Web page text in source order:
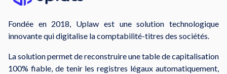
Fondée en 2018, Uplaw est une solution technologique
innovante qui digitalise la comptabilité-titres des sociétés.
La solution permet de reconstruire une table de capitalisation
100% fiable, de tenir les registres légaux automatiquement,